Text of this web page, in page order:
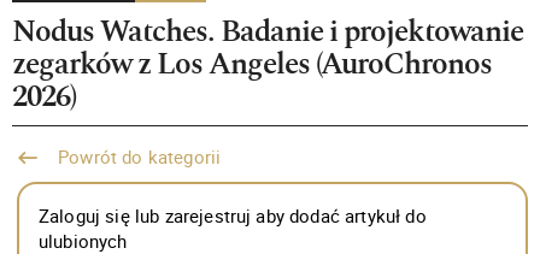
Nodus Watches. Badanie i projektowanie
zegarków z Los Angeles (AuroChronos
2026)
Powrót do kategorii
Zaloguj się lub zarejestruj aby dodać artykuł do
ulubionych